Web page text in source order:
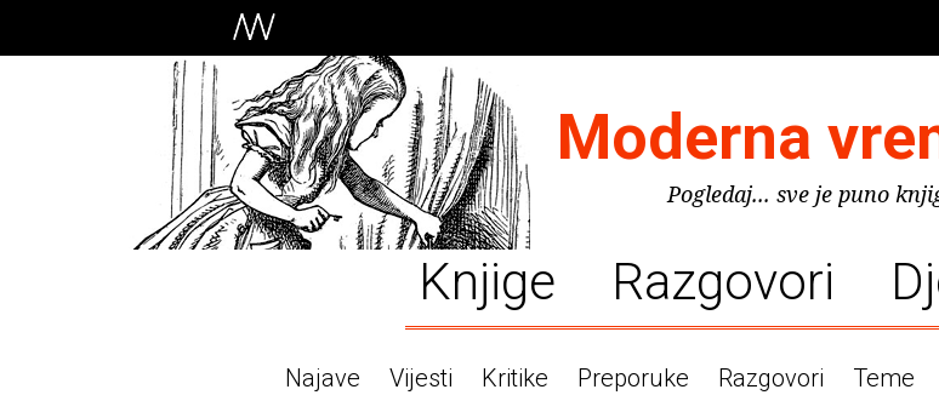
Moderna
Pogledaj... sve je puno
Knjige Razgovori
Najave Vijesti Kritike Preporuke Razgovori Teme